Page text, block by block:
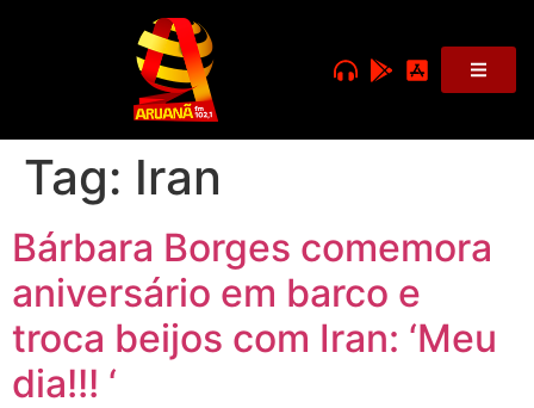
Tag: Iran
Bárbara Borges comemora
aniversário em barco e
troca beijos com Iran: ‘Meu
dia!!! ‘